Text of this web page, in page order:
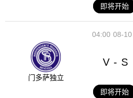
即将开始
08-10
04:00
门多萨独立
V - S
即将开始